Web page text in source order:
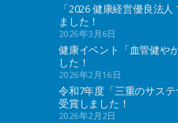
「2026 健康経営優良法
ました！
2026年3月6日
健康イベント「血管健や
した！
2026年2月16日
令和7年度「三重のサス
受賞しました！
2026年2月2日